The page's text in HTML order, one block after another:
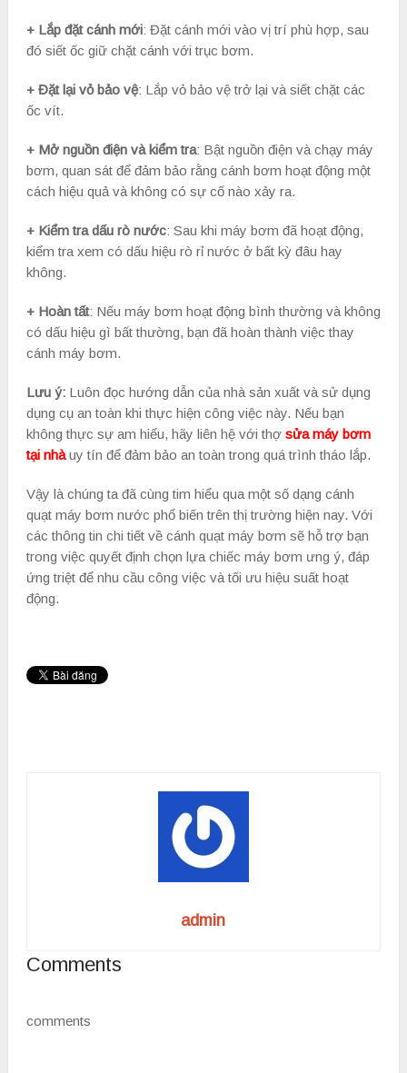
+ Lắp đặt cánh mới: Đặt cánh mới vào vị trí phù hợp, sau
đó siết ốc giữ chặt cánh với trục bơm.
+ Đặt lại vỏ bảo vệ: Lắp vỏ bảo vệ trở lại và siết chặt các
ốc vít.
+ Mở nguồn điện và kiểm tra: Bật nguồn điện và chạy máy
bơm, quan sát để đảm bảo rằng cánh bơm hoạt động một
cách hiệu quả và không có sự cố nào xảy ra.
+ Kiểm tra dấu rò nước: Sau khi máy bơm đã hoạt động,
kiểm tra xem có dấu hiệu rò rỉ nước ở bất kỳ đâu hay
không.
+ Hoàn tất: Nếu máy bơm hoạt động bình thường và không
có dấu hiệu gì bất thường, bạn đã hoàn thành việc thay
cánh máy bơm.
Lưu ý:Luôn đọc hướng dẫn của nhà sản xuất và sử dụng
dụng cụ an toàn khi thực hiện công việc này. Nếu bạn
không thực sự am hiểu, hãy liên hệ với thợ sửa máy bơm
tại nhàuy tín để đảm bảo an toàn trong quá trình tháo lắp.
Vậy là chúng ta đã cùng tim hiểu qua một số dạng cánh
quạt máy bơm nước phổ biến trên thị trường hiện nay. Với
các thông tin chi tiết về cánh quạt máy bơm sẽ hỗ trợ bạn
trong việc quyết định chọn lựa chiếc máy bơm ưng ý, đáp
ứng triệt để nhu cầu công việc và tối ưu hiệu suất hoạt
động.
admin
Comments
comments